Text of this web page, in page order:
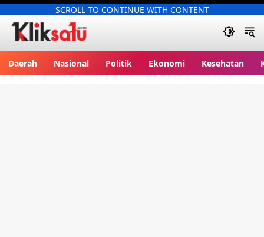
SCROLL TO CONTINUE WITH CONTENT
Daerah Nasional Politik Ekonomi Kesehatan